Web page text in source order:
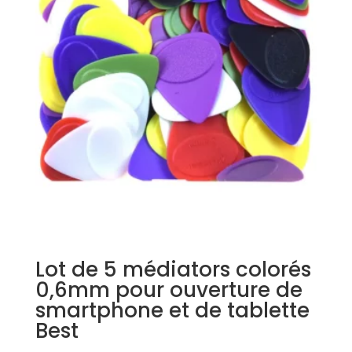
Lot de 5 médiators colorés
0,6mm pour ouverture de
smartphone et de tablette
Best